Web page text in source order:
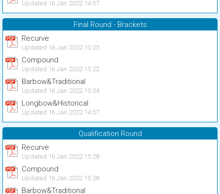
Updated 16 Jan 2022 14:57
Final Round - Brackets
Recurve
Updated 16 Jan 2022 10:25
Compound
Updated 16 Jan 2022 15:22
Barbow&Traditional
Updated 16 Jan 2022 15:04
Longbow&Historical
Updated 16 Jan 2022 14:57
Qualification Round
Recurve
Updated 16 Jan 2022 15:28
Compound
Updated 16 Jan 2022 15:28
Barbow&Traditional